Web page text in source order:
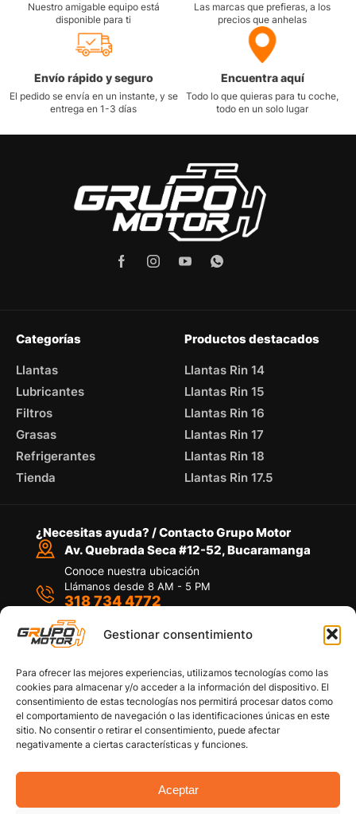
Gestionar consentimiento
Para ofrecer las mejores experiencias, utilizamos tecnologías como las
cookies para almacenar y/o acceder a la información del dispositivo. El
consentimiento de estas tecnologías nos permitirá procesar datos como
el comportamiento de navegación o las identificaciones únicas en este
sitio. No consentir o retirar el consentimiento, puede afectar
negativamente a ciertas características y funciones.
Aceptar
Nuestro amigable equipo está
disponible para ti
Las marcas que prefieras, a los
precios que anhelas
Envío rápido y seguro
El pedido se envía en un instante, y se
entrega en 1-3 días
Encuentra aquí
Todo lo que quieras para tu coche,
todo en un solo lugar
Categorías
Llantas
Lubricantes
Filtros
Grasas
Refrigerantes
Tienda
Productos destacados
Llantas Rin 14
Llantas Rin 15
Llantas Rin 16
Llantas Rin 17
Llantas Rin 18
Llantas Rin 17.5
¿Necesitas ayuda? / Contacto Grupo Motor
Av. Quebrada Seca #12-52, Bucaramanga
Conoce nuestra ubicación
Llámanos desde 8 AM - 5 PM
318 734 4772
Por medio de WhatsApp
Políticas de privacidad
Política de devoluciones y/o reembolsos
Términos y Condiciones